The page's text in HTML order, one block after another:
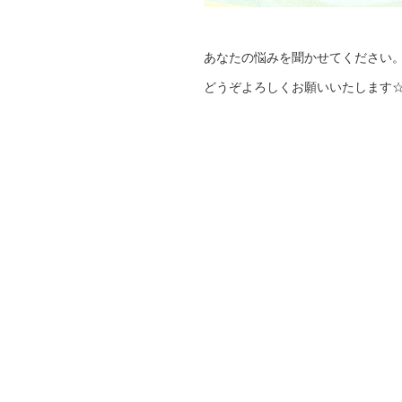
あなたの悩みを聞かせてください
どうぞよろしくお願いいたします